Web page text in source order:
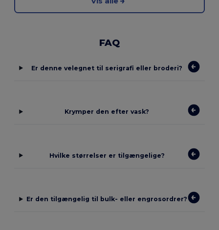
FAQ
Er denne velegnet til serigrafi eller broderi?
Krymper den efter vask?
Hvilke størrelser er tilgængelige?
Er den tilgængelig til bulk- eller engrosordrer?